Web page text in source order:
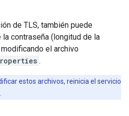
de TLS, también puede
contraseña (longitud de la
el archivo
.
estos archivos, reinicia el servicio